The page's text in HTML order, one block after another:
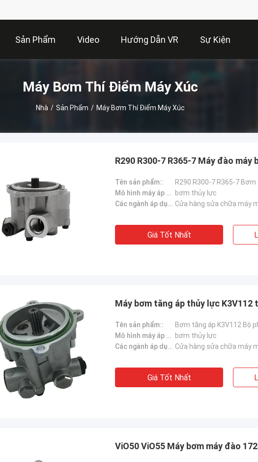
Sản Phẩm Video Hướng Dẫn VR Sự Kiện
Máy Bơm Thí Điểm Máy Xúc
Nhà / Sản Phẩm / Máy Bơm Thí Điểm Máy Xúc
R290 R300-7 R365-7 Máy đào
Tên sản phẩm::
R290 R300-7 R365-7
Mô hình máy áp dụng::
bơm thủy lực
Các ngành áp dụng：: Cửa hàng sửa chữa máy
Giá Tốt Nhất
Máy bơm tăng áp thủy lực
Tên sản phẩm::
Bơm tăng áp K3V112 Bộ
Mô hình máy áp dụng::
bơm thủy lực
Các ngành áp dụng：: Cửa hàng sửa chữa máy
Giá Tốt Nhất
ViO50 ViO55 Máy bơm máy đào